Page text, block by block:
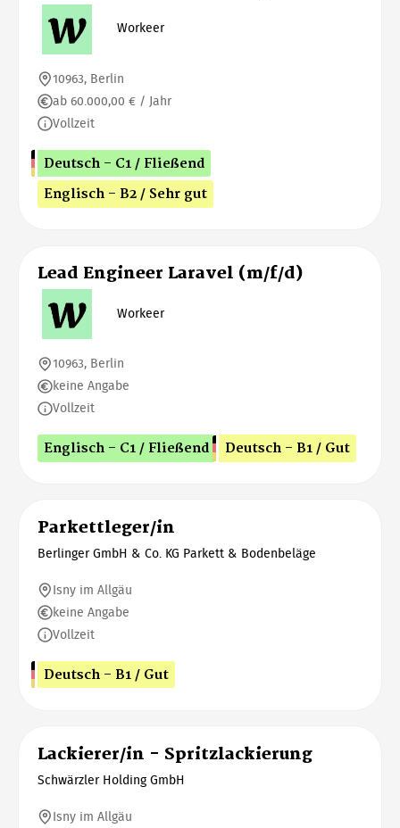
Workeer
10963, Berlin
ab 60.000,00 € / Jahr
Vollzeit
Deutsch - C1 / Fließend
Englisch - B2 / Sehr gut
Lead Engineer Laravel (m/f/d)
Workeer
10963, Berlin
keine Angabe
Vollzeit
Englisch - C1 / Fließend Deutsch - B1 / Gut
Parkettleger/in
Berlinger GmbH & Co. KG Parkett & Bodenbeläge
Isny im Allgäu
keine Angabe
Vollzeit
Deutsch - B1 / Gut
Lackierer/in - Spritzlackierung
Schwärzler Holding GmbH
Isny im Allgäu